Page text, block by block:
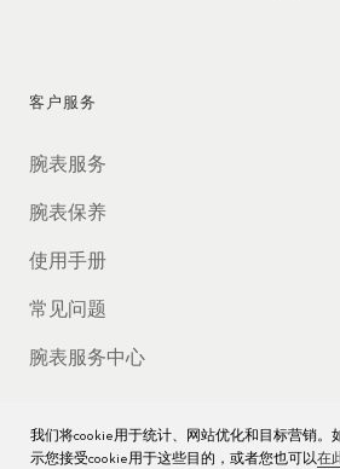
客户服务
腕表服务
腕表保养
使用手册
常见问题
腕表服务中心
我们将cookie用于统计、网站优化和目标营销。
示您接受cookie用于这些目的，或者您也可以在